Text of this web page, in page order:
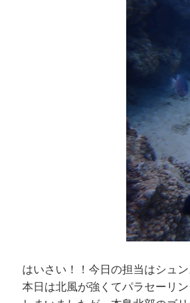
はいさい！！今日の担当はシュ
本日は北風が強くてパラセーリ